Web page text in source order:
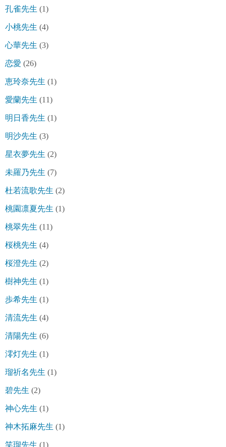
孔雀先生 (1)
小桃先生 (4)
心華先生 (3)
恋愛 (26)
恵玲奈先生 (1)
愛蘭先生 (11)
明日香先生 (1)
明沙先生 (3)
星衣夢先生 (2)
未羅乃先生 (7)
杜若流歌先生 (2)
桃園凛夏先生 (1)
桃翠先生 (11)
桜桃先生 (4)
桜澄先生 (2)
樹神先生 (1)
歩希先生 (1)
清流先生 (4)
清陽先生 (6)
澪灯先生 (1)
瑠祈名先生 (1)
碧先生 (2)
神心先生 (1)
神木拓麻先生 (1)
笑瑠先生 (1)